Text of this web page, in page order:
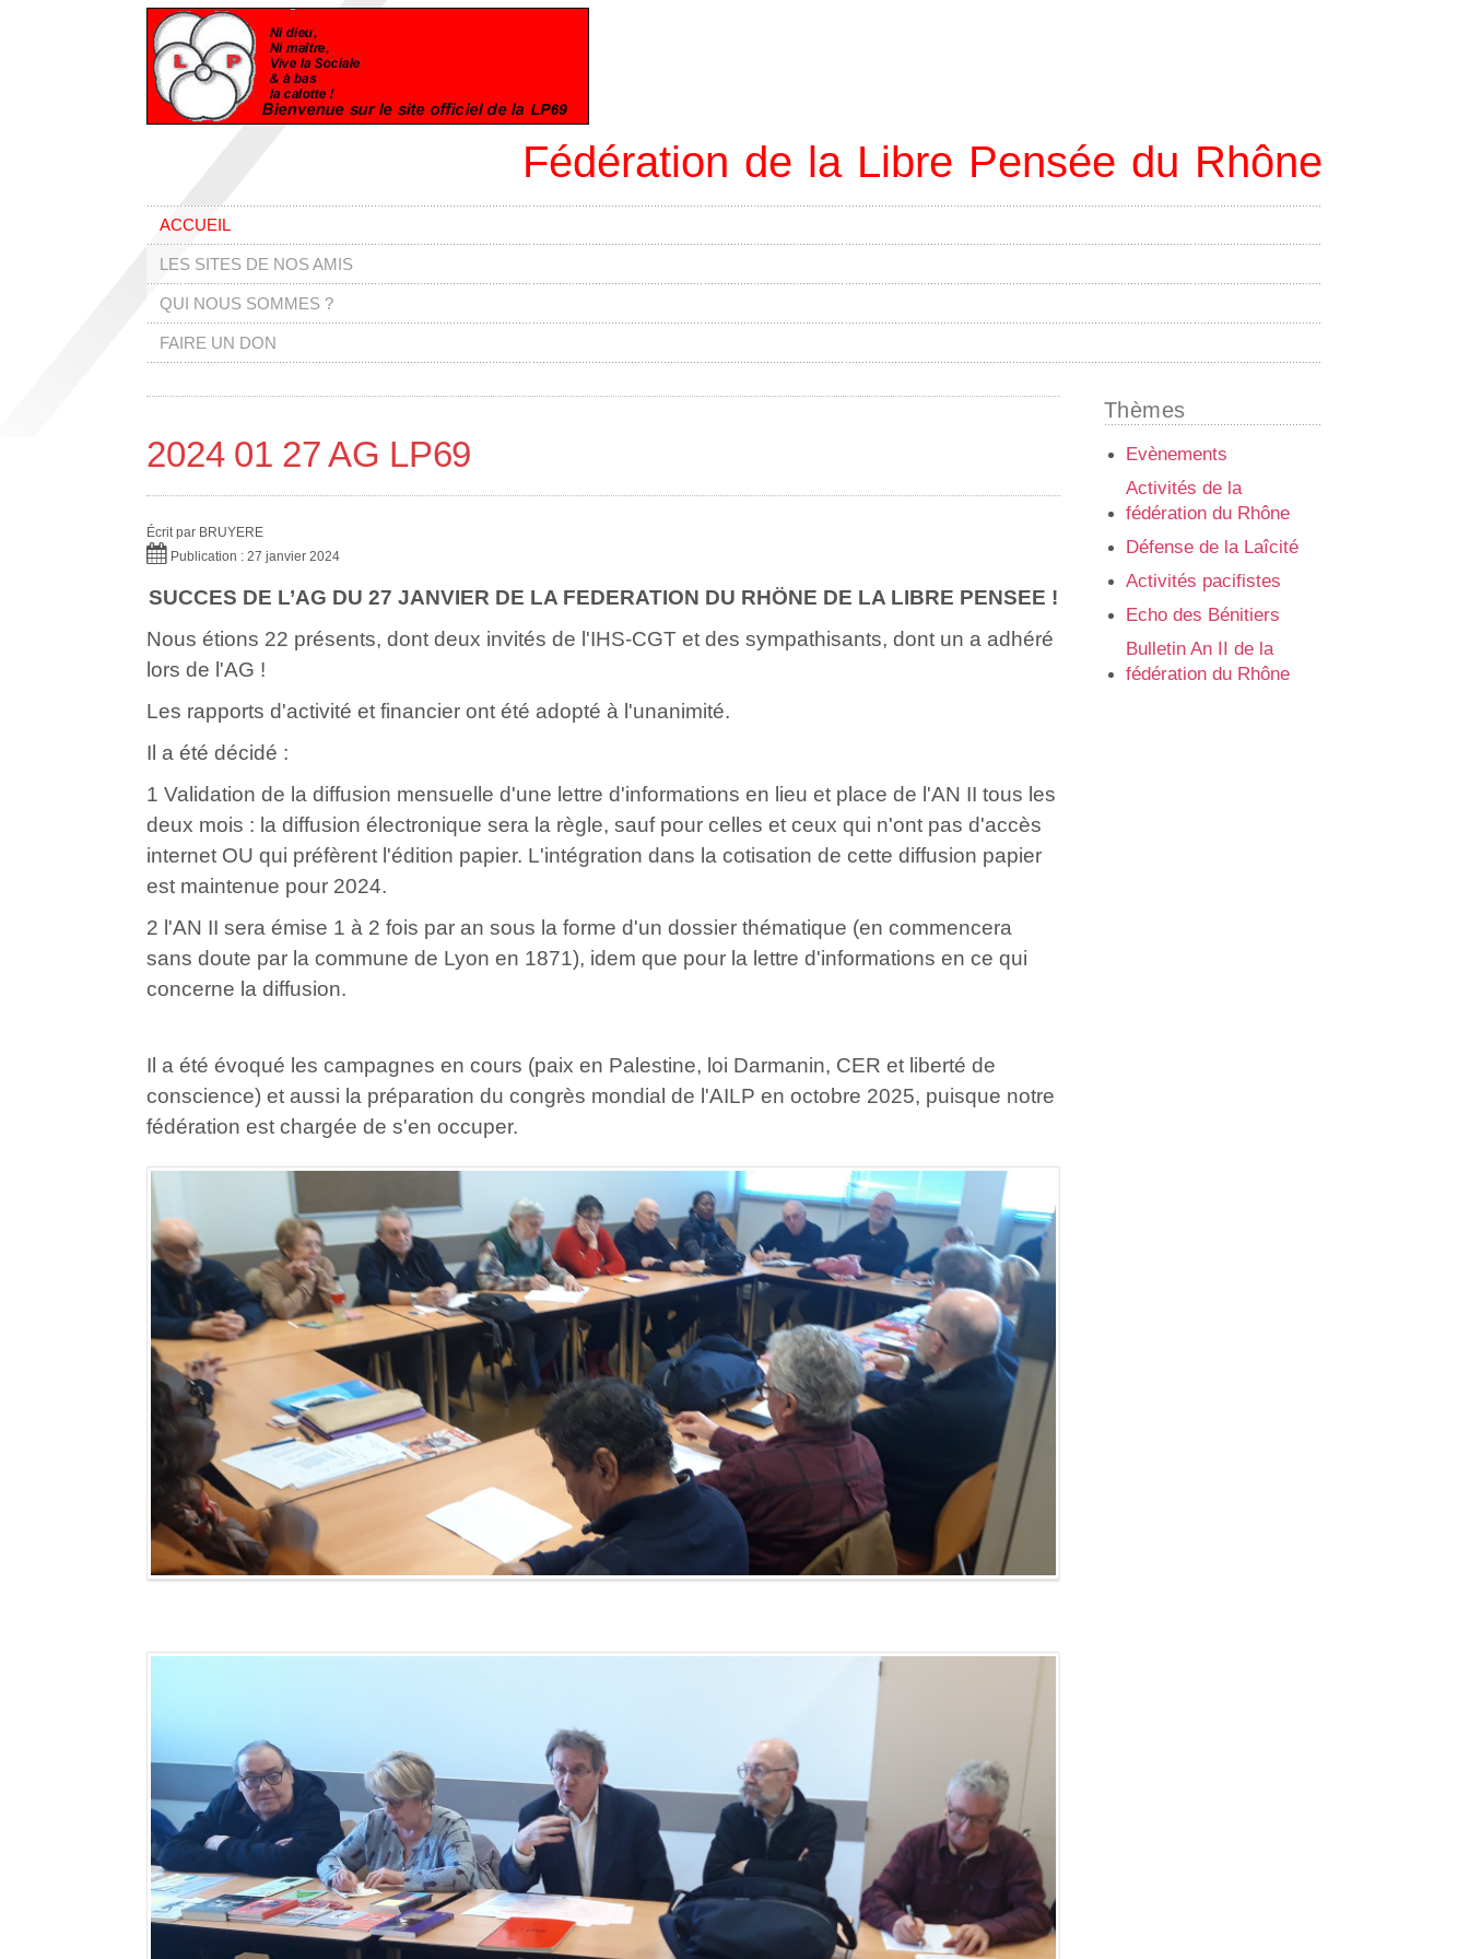
Fédération de la Libre Pensée du Rhône
ACCUEIL
LES SITES DE NOS AMIS
QUI NOUS SOMMES ?
FAIRE UN DON
Thèmes
Evènements
Activités de la
fédération du Rhône
Défense de la Laîcité
Activités pacifistes
Echo des Bénitiers
Bulletin An II de la
fédération du Rhône
2024 01 27 AG LP69
Écrit par BRUYERE
Publication : 27 janvier 2024
SUCCES DE L’AG DU 27 JANVIER DE LA FEDERATION DU RHÖNE DE LA LIBRE PENSEE !
Nous étions 22 présents, dont deux invités de l'IHS-CGT et des sympathisants, dont un a adhéré
lors de l'AG !
Les rapports d'activité et financier ont été adopté à l'unanimité.
Il a été décidé :
1 Validation de la diffusion mensuelle d'une lettre d'informations en lieu et place de l'AN II tous les
deux mois : la diffusion électronique sera la règle, sauf pour celles et ceux qui n'ont pas d'accès
internet OU qui préfèrent l'édition papier. L'intégration dans la cotisation de cette diffusion papier
est maintenue pour 2024.
2 l'AN II sera émise 1 à 2 fois par an sous la forme d'un dossier thématique (en commencera
sans doute par la commune de Lyon en 1871), idem que pour la lettre d'informations en ce qui
concerne la diffusion.
Il a été évoqué les campagnes en cours (paix en Palestine, loi Darmanin, CER et liberté de
conscience) et aussi la préparation du congrès mondial de l'AILP en octobre 2025, puisque notre
fédération est chargée de s'en occuper.